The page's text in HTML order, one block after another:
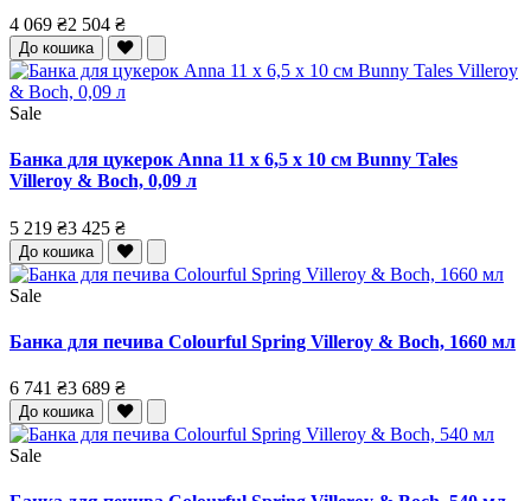
4 069 ₴2 504 ₴
До кошика
Sale
Банка для цукерок Anna 11 x 6,5 x 10 см Bunny Tales
Villeroy & Boch, 0,09 л
5 219 ₴3 425 ₴
До кошика
Sale
Банка для печива Colourful Spring Villeroy & Boch, 1660 мл
6 741 ₴3 689 ₴
До кошика
Sale